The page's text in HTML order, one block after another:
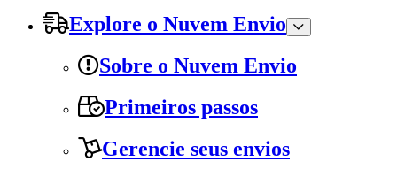
Explore o Nuvem Envio
Sobre o Nuvem Envio
Primeiros passos
Gerencie seus envios